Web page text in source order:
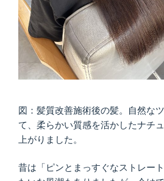
図：髪質改善施術後の髪。自然な
て、柔らかい質感を活かしたナチ
上がりました。
昔は「ピンとまっすぐなストレー